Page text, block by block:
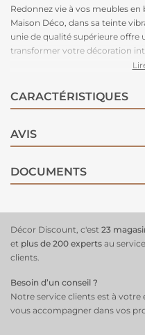
Redonnez vie à vos meubles
Maison Déco, dans sa teinte
unie de qualité supérieure offre
transformer votre décoration
touche de nature et de
permet de rénover vos meubles
hautement adhérente et
CARACTÉRISTIQUES
AVIS
DOCUMENTS
Décor Discount, c'est 23
et plus de 200 experts au
clients.
Besoin d’un conseil ?
Notre service clients est à votre
vous accompagner dans vos